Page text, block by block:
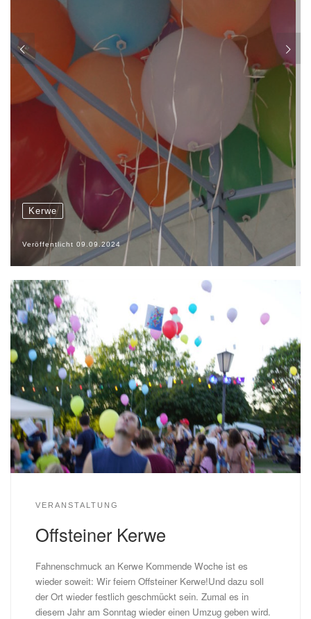
Kerwe
Veröffentlicht 09.09.2024
VERANSTALTUNG
Offsteiner Kerwe
Fahnenschmuck an Kerwe Kommende Woche ist es
wieder soweit: Wir feiern Offsteiner Kerwe!Und dazu soll
der Ort wieder festlich geschmückt sein. Zumal es in
diesem Jahr am Sonntag wieder einen Umzug geben wird.